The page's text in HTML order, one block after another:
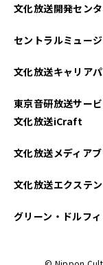
文化放送開発セン
セントラルミュー
文化放送キャリア
東京音研放送サー
文化放送iCraft
文化放送メディア
文化放送エクステ
グリーン・ドルフ